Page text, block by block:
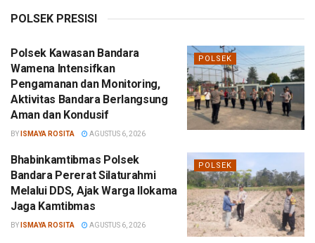
POLSEK PRESISI
POLSEK
Polsek Kawasan Bandara
Wamena Intensifkan
Pengamanan dan Monitoring,
Aktivitas Bandara Berlangsung
Aman dan Kondusif
BY ISMAYA ROSITA AGUSTUS 6, 2026
POLSEK
Bhabinkamtibmas Polsek
Bandara Pererat Silaturahmi
Melalui DDS, Ajak Warga Ilokama
Jaga Kamtibmas
BY ISMAYA ROSITA AGUSTUS 6, 2026